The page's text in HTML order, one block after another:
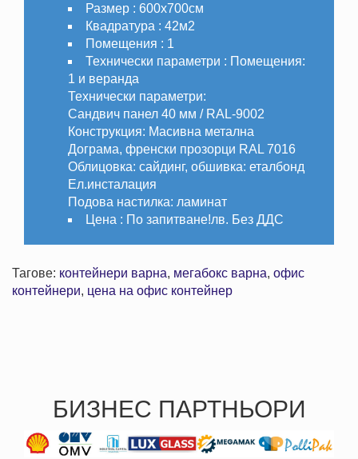
Размер : 600х700см
Квадратура : 42м2
Помещения : 1
Технически параметри : Помeщения:
1 и веранда
Технически параметри:
Сандвич панел 40 мм / RAL-9002
Конструкция: Масивна метална
Дограма, френски прозорци RAL 7016
Облицовка: сайдинг, обшивка: еталбонд
Ел.инсталация
Подова настилка: ламинат
Цена : По запитване!лв. Без ДДС
Тагове: контейнери варна, мегабокс варна, офис
контейнери, цена на офис контейнер
БИЗНЕС ПАРТНЬОРИ